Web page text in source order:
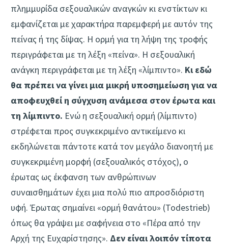
πλημμυρίδα σεξουαλικών αναγκών κι ενστίκτων κι
εμφανίζεται με χαρακτήρα παρεμφερή με αυτόν της
πείνας ή της δίψας. Η ορμή για τη λήψη της τροφής
περιγράφεται με τη λέξη «πείνα». Η σεξουαλική
ανάγκη περιγράφεται με τη λέξη «λίμπιντο». Κι εδώ
θα πρέπει να γίνει μια μικρή υποσημείωση για να
αποφευχθεί η σύγχυση ανάμεσα στον έρωτα και
τη λίμπιντο. Ενώ η σεξουαλική ορμή (λίμπιντο)
στρέφεται προς συγκεκριμένο αντικείμενο κι
εκδηλώνεται πάντοτε κατά τον μεγάλο διανοητή με
συγκεκριμένη μορφή (σεξουαλικός στόχος), ο
έρωτας ως έκφανση των ανθρώπινων
συναισθημάτων έχει μια πολύ πιο απροσδιόριστη
υφή. Έρωτας σημαίνει «ορμή θανάτου» (Todestrieb)
όπως θα γράψει με σαφήνεια στο «Πέρα από την
Αρχή της Ευχαρίστησης». Δεν είναι λοιπόν τίποτα